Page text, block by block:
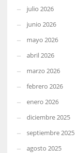
julio 2026
junio 2026
mayo 2026
abril 2026
marzo 2026
febrero 2026
enero 2026
diciembre 2025
septiembre 2025
agosto 2025